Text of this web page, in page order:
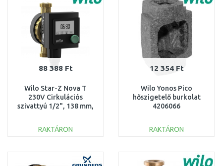
88 388 Ft
Wilo Star-Z Nova T
230V Cirkulációs
szivattyú 1/2", 138 mm,
RAKTÁRON
12 354 Ft
Wilo Yonos Pico
hőszigetelő burkolat
4206066
RAKTÁRON
Összehasonlítás